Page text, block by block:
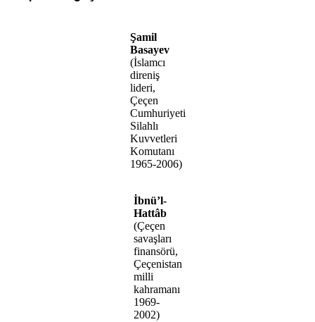
Şamil
Basayev
(İslamcı
direniş
lideri,
Çeçen
Cumhuriyeti
Silahlı
Kuvvetleri
Komutanı
1965-2006)
İbnü’l-
Hattâb
(Çeçen
savaşları
finansörü,
Çeçenistan
milli
kahramanı
1969-
2002)